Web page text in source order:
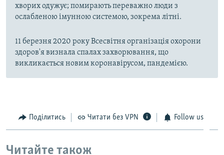
хворих одужує; помирають переважно люди з
ослабленою імунною системою, зокрема літні.
11 березня 2020 року Всесвітня організація охорони
здоров'я визнала спалах захворювання, що
викликається новим коронавірусом, пандемією.
Поділитись Читати без VPN Follow us
Читайте також